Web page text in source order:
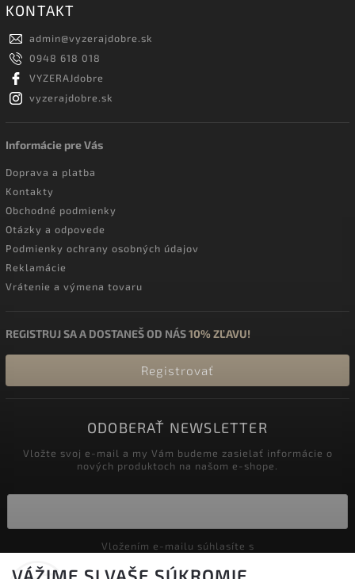
KONTAKT
admin@vyzerajdobre.sk
0948 618 018
VYZERAJdobre
vyzerajdobre.sk
Informácie pre Vás
Doprava a platba
Kontakty
Obchodné podmienky
Otázky a odpovede
Podmienky ochrany osobných údajov
Reklamácie
Vrátenie a výmena tovaru
REGISTRUJ SA A DOSTANEŠ OD NÁS10% ZĽAVU!
Registrovať
ODOBERAŤ NEWSLETTER
Vložte svoj e-mail a my Vám budeme zasielať informácie o
nových produktoch na našom e-shope.